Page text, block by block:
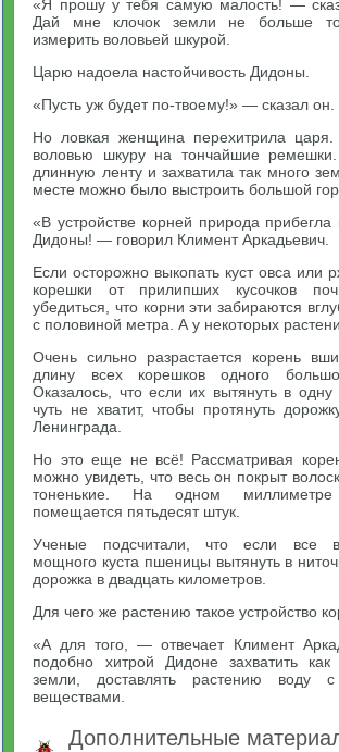
«Я прошу у тебя самую малость! —
Дай мне клочок земли не больше
измерить воловьей шкурой.
Царю надоела настойчивость Дидоны.
«Пусть уж будет по-твоему!» — сказал он.
Но ловкая женщина перехитрила царя.
воловью шкуру на тончайшие
длинную ленту и захватила так много
месте можно было выстроить большой
«В устройстве корней природа прибегла
Дидоны! — говорил Климент Аркадьевич.
Если осторожно выкопать куст овса или
корешки от прилипших кусочков
убедиться, что корни эти забираются
с половиной метра. А у некоторых
Очень сильно разрастается корень
длину всех корешков одного
Оказалось, что если их вытянуть в
чуть не хватит, чтобы протянуть
Ленинграда.
Но это еще не всё! Рассматривая
можно увидеть, что весь он покрыт
тоненькие. На одном
помещается пятьдесят штук.
Ученые подсчитали, что если все
мощного куста пшеницы вытянуть в
дорожка в двадцать километров.
Для чего же растению такое устройство
«А для того, — отвечает Климент
подобно хитрой Дидоне захватить
земли, доставлять растению воду с
веществами.
Дополнительные